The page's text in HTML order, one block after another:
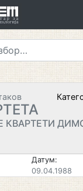
КВАРТЕТИ
Датум:
09.04.1988